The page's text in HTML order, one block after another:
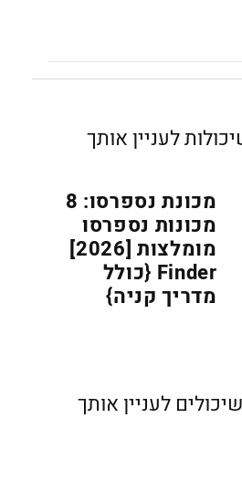
לעניין אותך
מכונת נספרסו: 8
מכונות נספרסו
מומלצות [2026]
Finder {כולל
מדריך קניה}
לעניין אותך